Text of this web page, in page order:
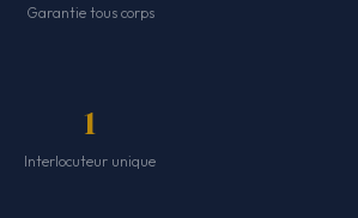
Garantie tous corps
1
Interlocuteur unique